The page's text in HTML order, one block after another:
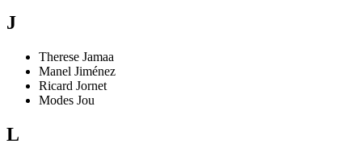
J
Therese Jamaa
Manel Jiménez
Ricard Jornet
Modes Jou
L